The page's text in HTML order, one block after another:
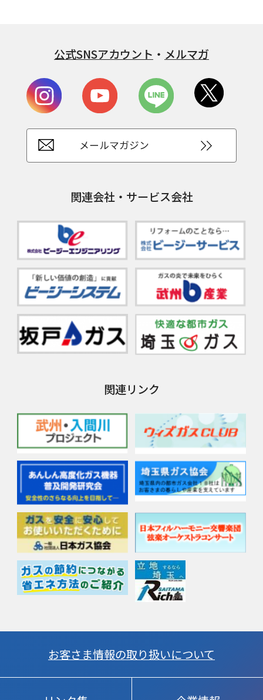
公式SNSアカウント ・ メルマガ
メールマガジン
関連会社・サービス会社
関連リンク
お客さま情報の取り扱いについて